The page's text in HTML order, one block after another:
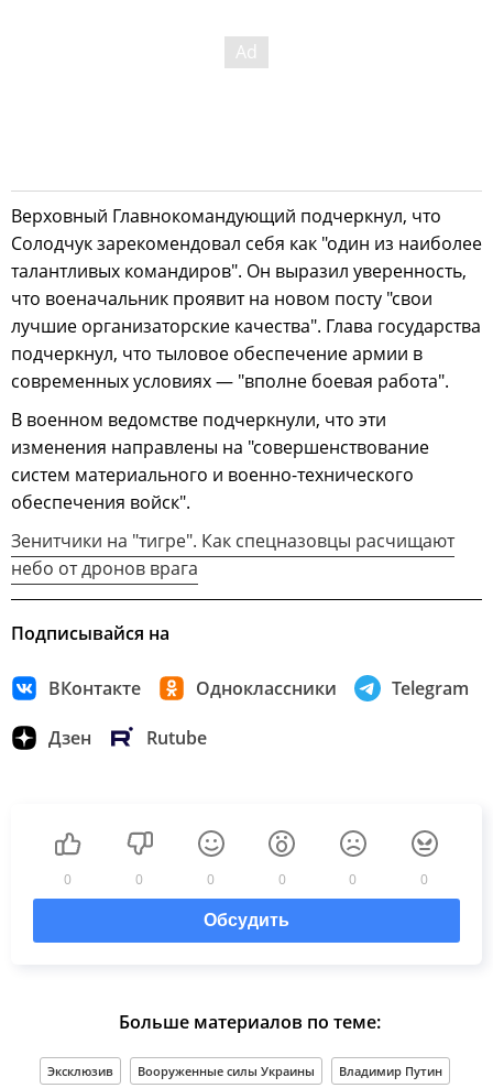
Верховный Главнокомандующий подчеркнул, что
Солодчук зарекомендовал себя как "один из наиболее
талантливых командиров". Он выразил уверенность,
что военачальник проявит на новом посту "свои
лучшие организаторские качества". Глава государства
подчеркнул, что тыловое обеспечение армии в
современных условиях — "вполне боевая работа".
В военном ведомстве подчеркнули, что эти
изменения направлены на "совершенствование
систем материального и военно-технического
обеспечения войск".
Зенитчики на "тигре". Как спецназовцы расчищают
небо от дронов врага
Подписывайся на
ВКонтакте Одноклассники Telegram
Дзен Rutube
0 0 0 0 0 0
Обсудить
Больше материалов по теме:
Эксклюзив Вооруженные силы Украины Владимир Путин